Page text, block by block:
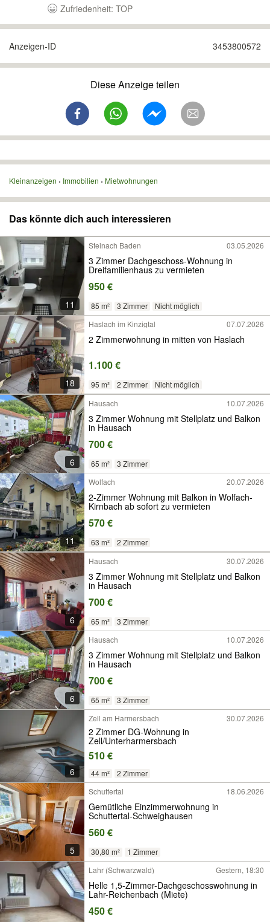
Zufriedenheit: TOP
Anzeigen-ID 3453800572
Diese Anzeige teilen
Kleinanzeigen Immobilien Mietwohnungen
Das könnte dich auch interessieren
11
Steinach Baden 03.05.2026
3 Zimmer Dachgeschoss-Wohnung in
Dreifamilienhaus zu vermieten
950 €
85 m² 3 Zimmer Nicht möglich
18
Haslach im Kinzigtal 07.07.2026
2 Zimmerwohnung in mitten von Haslach
1.100 €
95 m² 2 Zimmer Nicht möglich
6
Hausach 10.07.2026
3 Zimmer Wohnung mit Stellplatz und Balkon
in Hausach
700 €
65 m² 3 Zimmer
11
Wolfach 20.07.2026
2-Zimmer Wohnung mit Balkon in Wolfach-
Kirnbach ab sofort zu vermieten
570 €
63 m² 2 Zimmer
6
Hausach 30.07.2026
3 Zimmer Wohnung mit Stellplatz und Balkon
in Hausach
700 €
65 m² 3 Zimmer
6
Hausach 10.07.2026
3 Zimmer Wohnung mit Stellplatz und Balkon
in Hausach
700 €
65 m² 3 Zimmer
6
Zell am Harmersbach 30.07.2026
2 Zimmer DG-Wohnung in
Zell/Unterharmersbach
510 €
44 m² 2 Zimmer
5
Schuttertal 18.06.2026
Gemütliche Einzimmerwohnung in
Schuttertal-Schweighausen
560 €
30,80 m²
1 Zimmer
Lahr (Schwarzwald)
Gestern, 18:30
Helle 1,5-Zimmer-Dachgeschosswohnung in
Lahr-Reichenbach (Miete)
450 €